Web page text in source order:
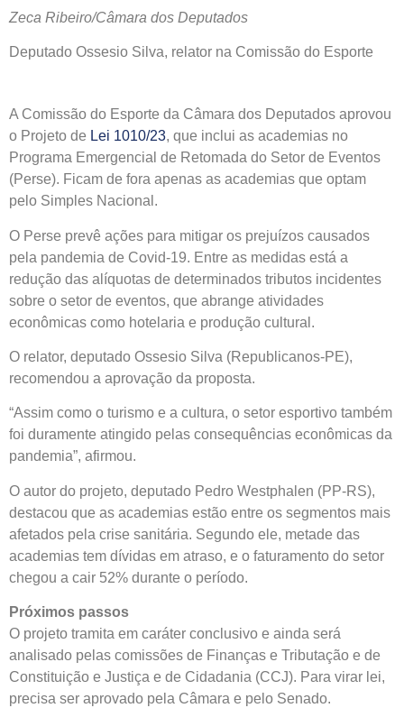
Zeca Ribeiro/Câmara dos Deputados
Deputado Ossesio Silva, relator na Comissão do Esporte
A Comissão do Esporte da Câmara dos Deputados aprovou
o Projeto de Lei 1010/23, que inclui as academias no
Programa Emergencial de Retomada do Setor de Eventos
(Perse). Ficam de fora apenas as academias que optam
pelo Simples Nacional.
O Perse prevê ações para mitigar os prejuízos causados
pela pandemia de Covid-19. Entre as medidas está a
redução das alíquotas de determinados tributos incidentes
sobre o setor de eventos, que abrange atividades
econômicas como hotelaria e produção cultural.
O relator, deputado Ossesio Silva (Republicanos-PE),
recomendou a aprovação da proposta.
“Assim como o turismo e a cultura, o setor esportivo também
foi duramente atingido pelas consequências econômicas da
pandemia”, afirmou.
O autor do projeto, deputado Pedro Westphalen (PP-RS),
destacou que as academias estão entre os segmentos mais
afetados pela crise sanitária. Segundo ele, metade das
academias tem dívidas em atraso, e o faturamento do setor
chegou a cair 52% durante o período.
Próximos passos
O projeto tramita em caráter conclusivo e ainda será
analisado pelas comissões de Finanças e Tributação e de
Constituição e Justiça e de Cidadania (CCJ). Para virar lei,
precisa ser aprovado pela Câmara e pelo Senado.